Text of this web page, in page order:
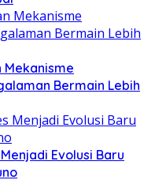
Mekanisme
Bermain Lebih
Evolusi Baru